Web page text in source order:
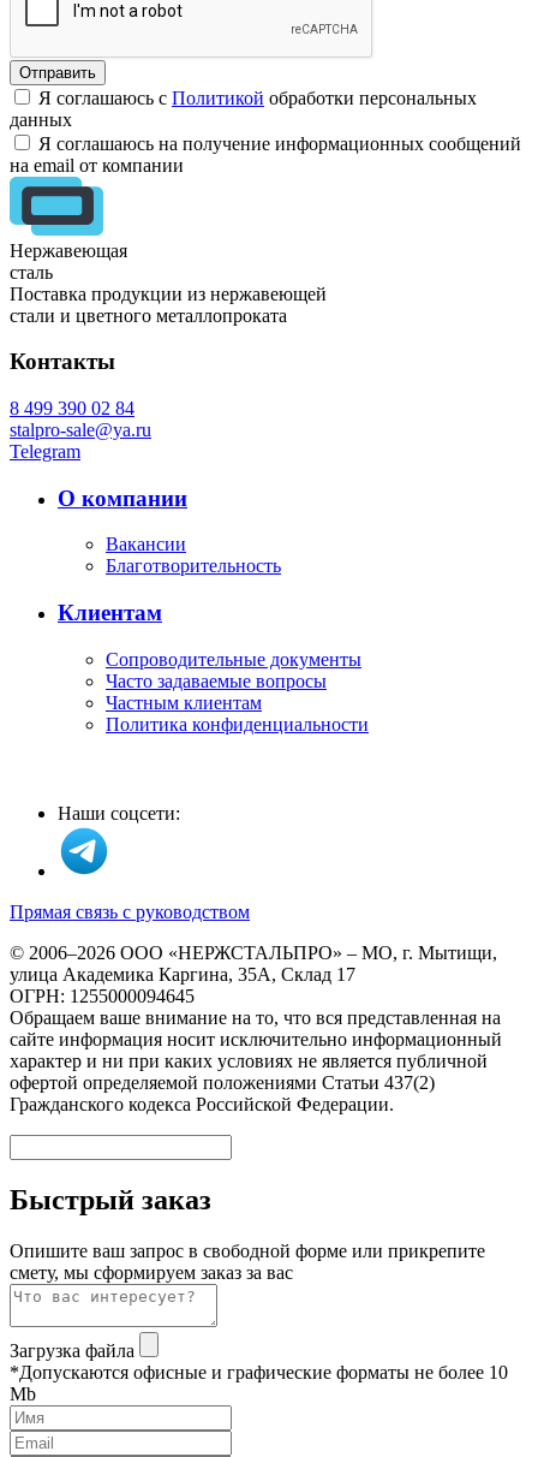
Я соглашаюсь с Политикой обработки персональных
данных
Я соглашаюсь на получение информационных сообщений
на email от компании
Нержавеющая
сталь
Поставка продукции из нержавеющей
стали и цветного металлопроката
Контакты
8 499 390 02 84
stalpro-sale@ya.ru
Telegram
О компании
Вакансии
Благотворительность
Клиентам
Сопроводительные документы
Часто задаваемые вопросы
Частным клиентам
Политика конфиденциальности
Наши соцсети:
Прямая связь с руководством
© 2006–2026 ООО «НЕРЖСТАЛЬПРО» – МО, г. Мытищи,
улица Академика Каргина, 35А, Склад 17
ОГРН: 1255000094645
Обращаем ваше внимание на то, что вся представленная на
сайте информация носит исключительно информационный
характер и ни при каких условиях не является публичной
офертой определяемой положениями Статьи 437(2)
Гражданского кодекса Российской Федерации.
Быстрый заказ
Опишите ваш запрос в свободной форме или прикрепите
смету, мы сформируем заказ за вас
Загрузка файла
*Допускаются офисные и графические форматы не более 10
Mb